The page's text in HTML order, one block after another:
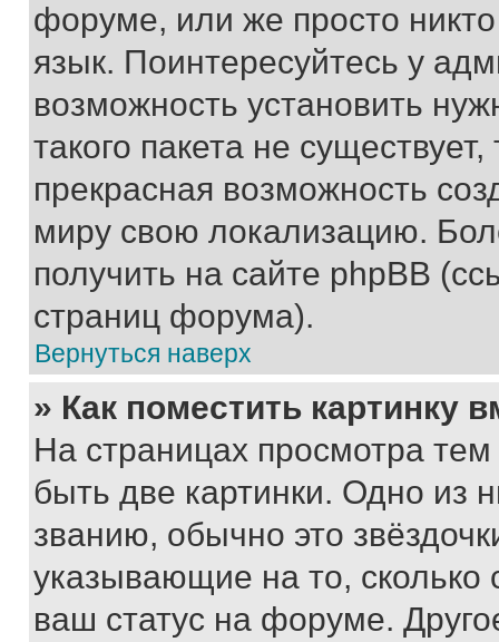
форуме, или же просто
язык. Поинтересуйтесь у
возможность установить
такого пакета не
прекрасная возможность
миру свою локализацию.
получить на сайте phpBB
страниц форума).
Вернуться наверх
» Как поместить картинку
На страницах просмотра
быть две картинки. Одно из
званию, обычно это
указывающие на то,
ваш статус на форуме.